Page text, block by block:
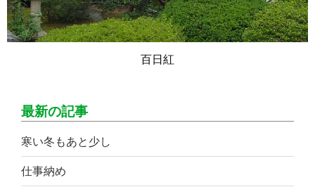
百日紅
最新の記事
寒い冬もあと少し
仕事納め